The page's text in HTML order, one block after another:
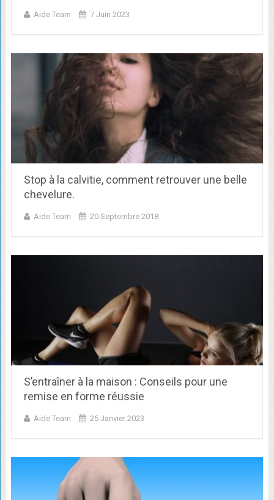
Aide Team 7 Juin 2023
Stop à la calvitie, comment retrouver une belle
chevelure.
Aide Team 20 Septembre 2018
S’entraîner à la maison : Conseils pour une
remise en forme réussie
Aide Team 25 Janvier 2023